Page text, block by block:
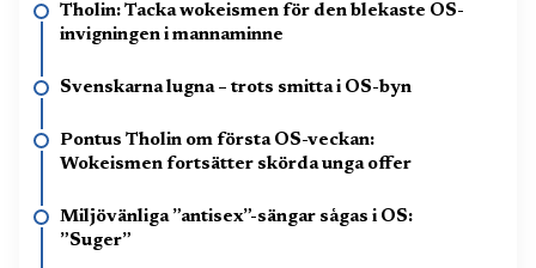
Tholin: Tacka wokeismen för den blekaste OS-
invigningen i mannaminne
Svenskarna lugna – trots smitta i OS-byn
Pontus Tholin om första OS-veckan:
Wokeismen fortsätter skörda unga offer
Miljövänliga ”antisex”-sängar sågas i OS:
”Suger”